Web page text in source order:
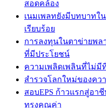
สอดคล้อง
เนมเพลทยังมีบทบาทใ
เรียบร้อย
การลงทุนในตาข่ายพล
ที่มีประโยชน์
ความเพลิดเพลินที่ไม่มี
สำรวจโลกใหม่ของควา
สอบEPS ก้าวแรกสู่อา
ทรงคุณค่า